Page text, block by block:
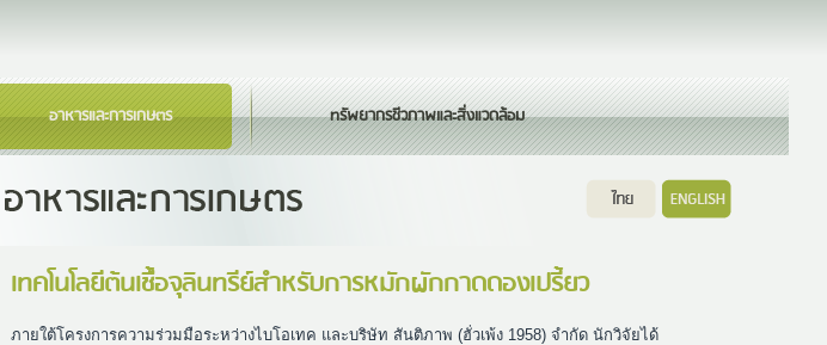
อาหารและการเกษตร ทรัพยากรชีวภาพและสิ่งแวดล้อม
เทคโนโลยีต้นเชื้อจุลินทรีย์สำหรับการหมักผักกาดดองเปรี้ยว
ภายใต้โครงการความร่วมมือระหว่างไบโอเทค และบริษัท สันติภาพ (ฮั่วเพ้ง 1958) จำกัด นักวิจัยได้